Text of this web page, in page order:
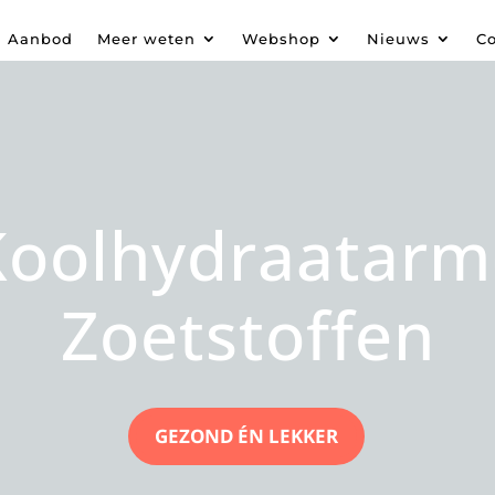
Aanbod Meer weten Webshop Nieuws
Zoetstoffen
GEZOND ÉN LEKKER